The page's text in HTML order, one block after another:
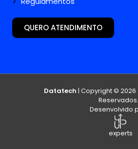
QUERO ATENDIMENTO
Datatech | Copyright ©
Reservados.
Desenvolvido
experts